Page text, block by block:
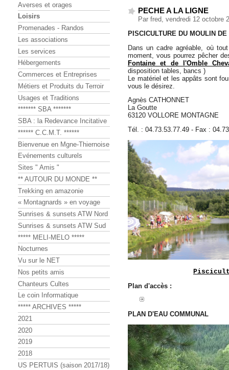
PECHE A LA LIGNE
Par fred, vendredi 12 octobre
PISCICULTURE DU MOULIN
Dans un cadre agréable, où
moment, vous pourrez pêcher
Fontaine et de l'Omble
disposition tables, bancs )
Le matériel et les appâts sont
vous le désirez.
Agnès CATHONNET
La Goutte
63120 VOLLORE MONTAGNE
Tél. : 04.73.53.77.49 - Fax :
Plan d'accès :
PLAN D'EAU COMMUNAL
Averses et orages
Loisirs
Promenades - Randos
Les associations
Les services
Hébergements
Commerces et Entreprises
Métiers et Produits du Terroir
Usages et Traditions
******* SBA *******
SBA : la Redevance Incitative
****** C.C.M.T. ******
Bienvenue en Mgne-Thiernoise
Evénements culturels
Sites " Amis "
** AUTOUR DU MONDE **
Trekking en amazonie
« Montagnards » en voyage
Sunrises & sunsets ATW Nord
Sunrises & sunsets ATW Sud
***** MELI-MELO *****
Nocturnes
Vu sur le NET
Nos petits amis
Chanteurs Cultes
Le coin Informatique
***** ARCHIVES *****
2021
2020
2019
2018
US PERTUIS (saison 2017/18)